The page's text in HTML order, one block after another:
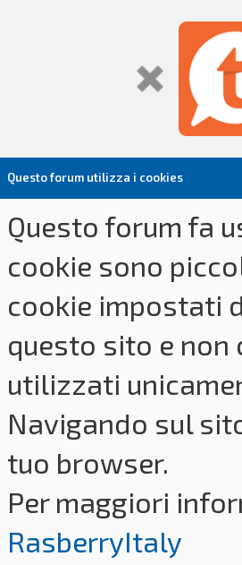
Questo forum utilizza i cookies
Questo forum fa
cookie sono
cookie impostati
questo sito e
utilizzati
Navigando sul
tuo browser.
Per maggiori
RasberryItaly